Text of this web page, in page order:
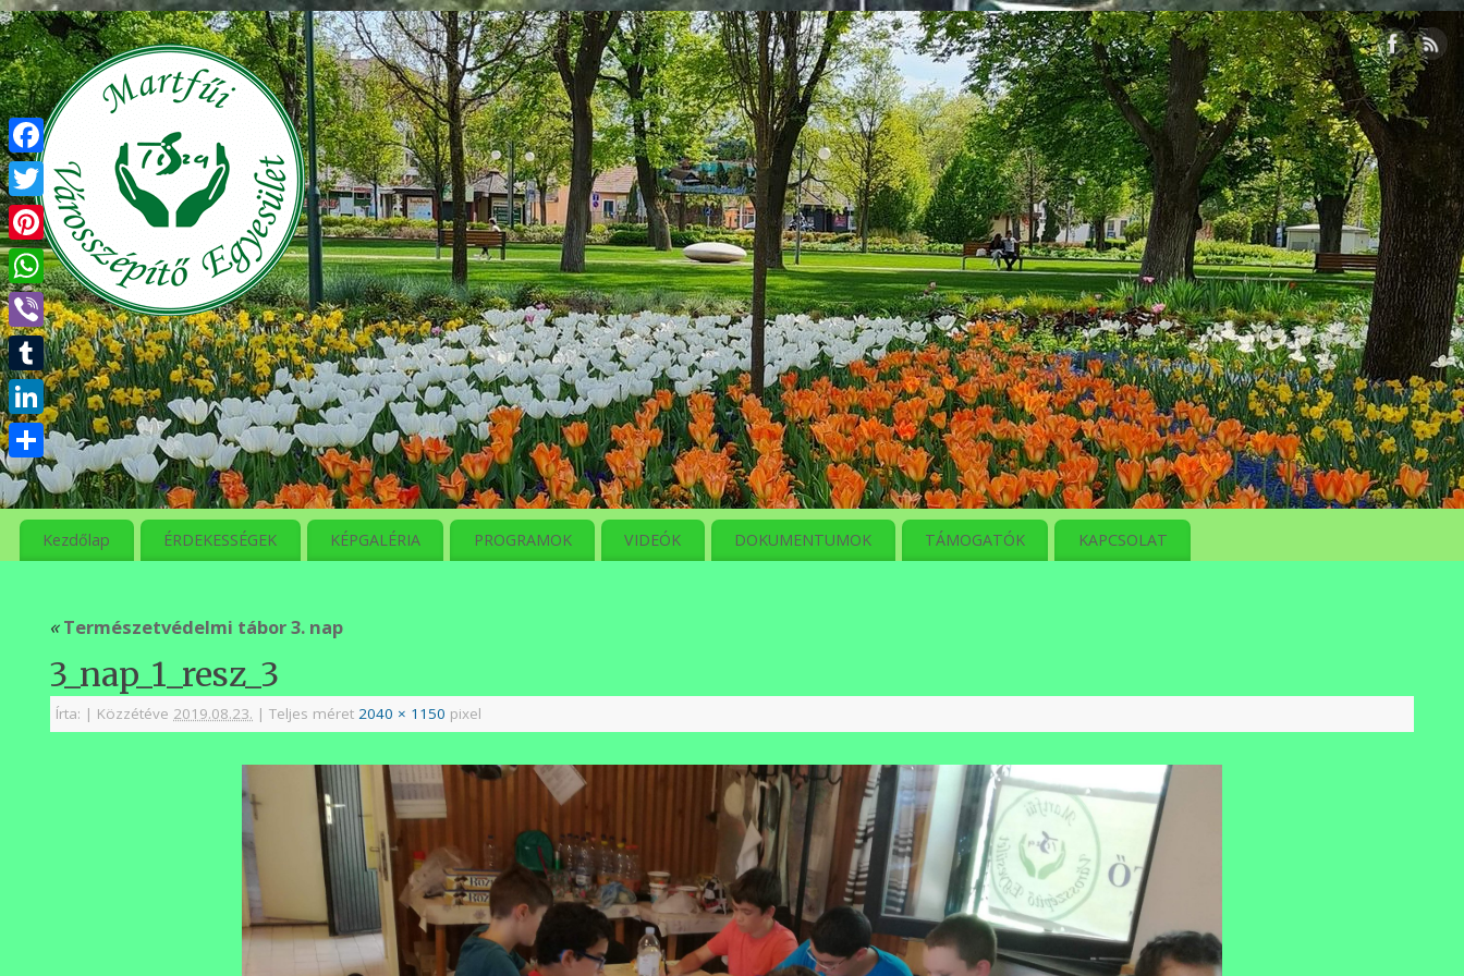
Kezdőlap ÉRDEKESSÉGEK KÉPGALÉRIA PROGRAMOK VIDEÓK DOKUMENTUMOK TÁMOGATÓK KAPCSOLAT
«Természetvédelmi tábor 3. nap
3_nap_1_resz_3
Írta: | Közzétéve 2019.08.23. | Teljes méret 2040 × 1150 pixel
Facebook
Twitter
Pinterest
WhatsApp
Viber
Tumblr
LinkedIn
Ossza
meg